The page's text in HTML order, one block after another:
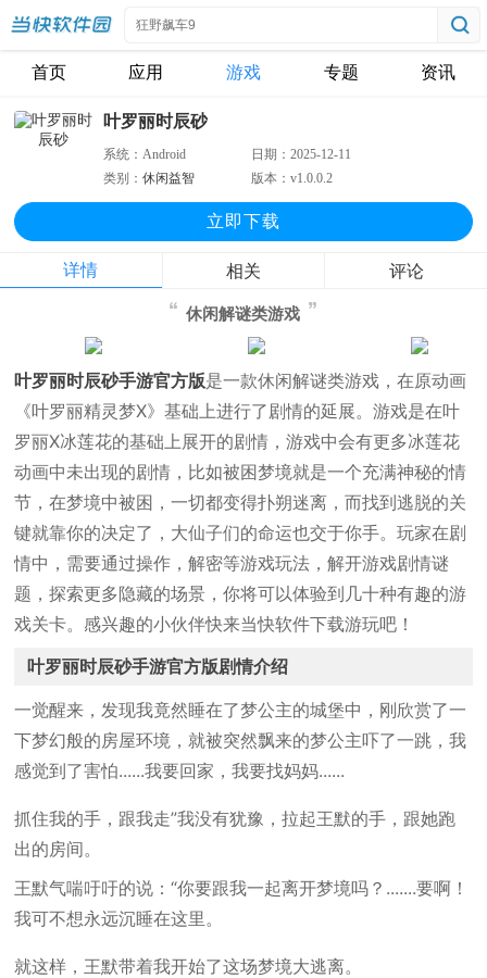
首页 应用 游戏 专题 资讯
叶罗丽时辰砂
系统：Android 日期：2025-12-11
类别：休闲益智 版本：v1.0.0.2
立即下载
详情 相关 评论
休闲解谜类游戏
叶罗丽时辰砂手游官方版是一款休闲解谜类游戏，在原动画
《叶罗丽精灵梦X》基础上进行了剧情的延展。游戏是在叶
罗丽X冰莲花的基础上展开的剧情，游戏中会有更多冰莲花
动画中未出现的剧情，比如被困梦境就是一个充满神秘的情
节，在梦境中被困，一切都变得扑朔迷离，而找到逃脱的关
键就靠你的决定了，大仙子们的命运也交于你手。玩家在剧
情中，需要通过操作，解密等游戏玩法，解开游戏剧情谜
题，探索更多隐藏的场景，你将可以体验到几十种有趣的游
戏关卡。感兴趣的小伙伴快来当快软件下载游玩吧！
叶罗丽时辰砂手游官方版剧情介绍
一觉醒来，发现我竟然睡在了梦公主的城堡中，刚欣赏了一
下梦幻般的房屋环境，就被突然飘来的梦公主吓了一跳，我
感觉到了害怕......我要回家，我要找妈妈......
抓住我的手，跟我走”我没有犹豫，拉起王默的手，跟她跑
出的房间。
王默气喘吁吁的说：“你要跟我一起离开梦境吗？.......要啊！
我可不想永远沉睡在这里。
就这样，王默带着我开始了这场梦境大逃离。